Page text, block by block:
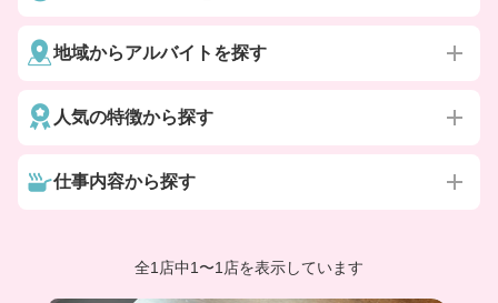
地域からアルバイトを探す
人気の特徴から探す
仕事内容から探す
全1店中1 〜1店を表示しています